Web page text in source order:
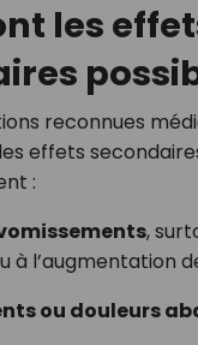
les
reconnues
effets
:
,
à l’augmentation
ou douleurs